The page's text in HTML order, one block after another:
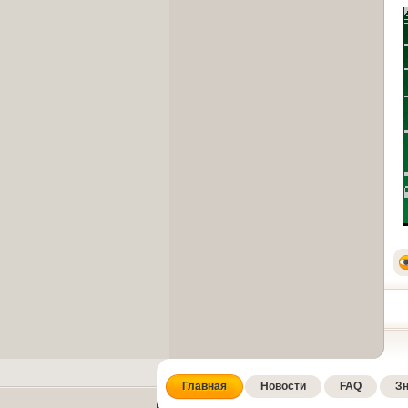
Главная Новости FAQ